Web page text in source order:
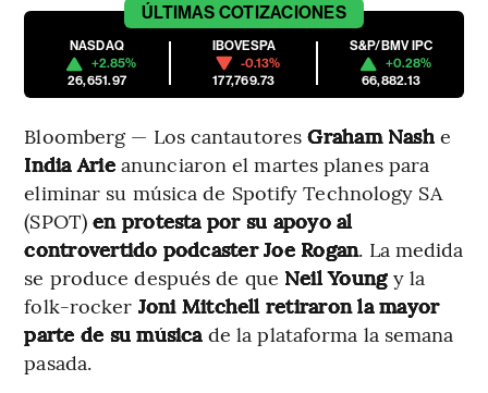
ÚLTIMAS COTIZACIONES
NASDAQ
+2.85%
26,651.97
IBOVESPA
-0.13%
177,769.73
S&P/BMV IPC
+0.28%
66,882.13
Bloomberg — Los cantautores Graham Nashe
India Arieanunciaron el martes planes para
eliminar su música de Spotify Technology SA
(SPOT)en protesta por su apoyo al
controvertido podcaster Joe Rogan. La medida
se produce después de que Neil Youngy la
folk-rocker Joni Mitchell retiraron la mayor
parte de su músicade la plataforma la semana
pasada.